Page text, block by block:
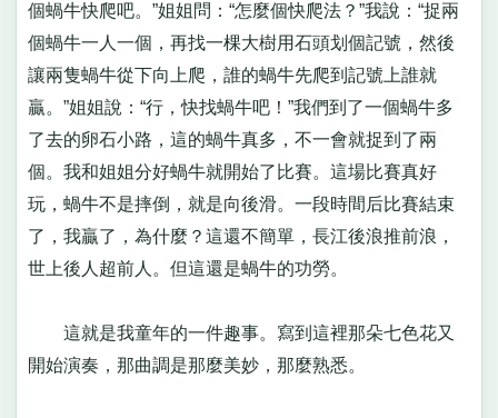
個蝸牛快爬吧。”姐姐問：“怎麼個快爬法？”我說：“捉兩
個蝸牛一人一個，再找一棵大樹用石頭划個記號，然後
讓兩隻蝸牛從下向上爬，誰的蝸牛先爬到記號上誰就
贏。”姐姐說：“行，快找蝸牛吧！”我們到了一個蝸牛多
了去的卵石小路，這的蝸牛真多，不一會就捉到了兩
個。我和姐姐分好蝸牛就開始了比賽。這場比賽真好
玩，蝸牛不是摔倒，就是向後滑。一段時間后比賽結束
了，我贏了，為什麼？這還不簡單，長江後浪推前浪，
世上後人超前人。但這還是蝸牛的功勞。
這就是我童年的一件趣事。寫到這裡那朵七色花又
開始演奏，那曲調是那麼美妙，那麼熟悉。